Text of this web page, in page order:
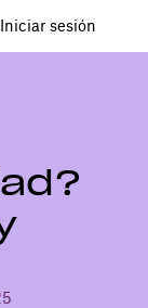
Iniciar sesión